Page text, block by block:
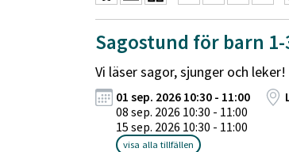
Sagostund för barn
Vi läser sagor, sjunger och leker!
01 sep. 2026 10:30 - 11:00
08 sep. 2026 10:30 - 11:00
15 sep. 2026 10:30 - 11:00
visa alla tillfällen